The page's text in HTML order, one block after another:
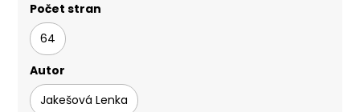
Počet stran
64
Autor
Jakešová Lenka